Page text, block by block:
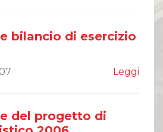
bilancio di esercizio
Leggi
del progetto di